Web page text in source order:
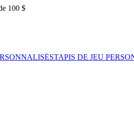
100 $
TAPIS DE JEU